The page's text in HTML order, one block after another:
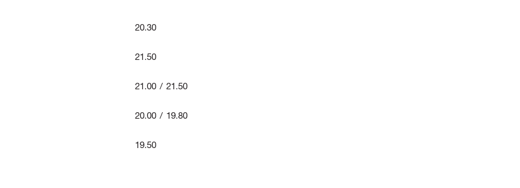
20.30
21.50
21.00 / 21.50
20.00 / 19.80
19.50